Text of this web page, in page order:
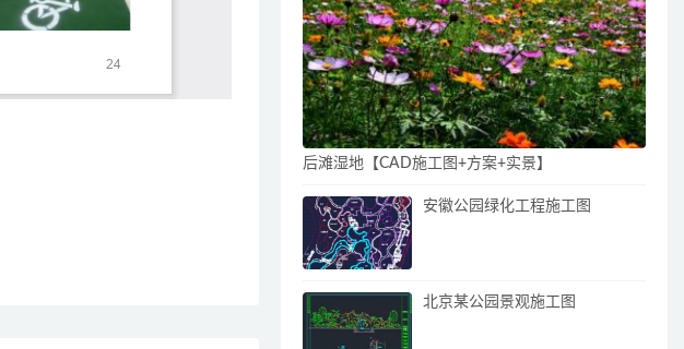
后滩湿地【CAD施工图+方案+实景】
安徽公园绿化工程施工图
北京某公园景观施工图